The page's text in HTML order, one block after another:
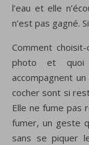
l’eau et elle
n’est pas gagné.
Comment
photo et quoi
accompagnent
cocher sont si
Elle ne fume pas
fumer, un geste
sans se piquer